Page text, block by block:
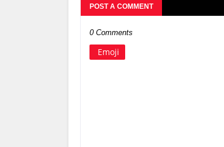
POST A COMMENT
0 Comments
Emoji